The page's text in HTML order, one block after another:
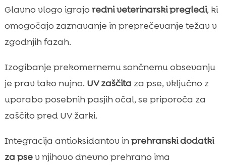
Glavno vlogo igrajo redni veterinarski pregledi, ki
omogočajo zaznavanje in preprečevanje težav v
zgodnjih fazah.
Izogibanje prekomernemu sončnemu obsevanju
je prav tako nujno. UV zaščita za pse, vključno z
uporabo posebnih pasjih očal, se priporoča za
zaščito pred UV žarki.
Integracija antioksidantov inprehranski dodatki
za psev njihovo dnevno prehrano ima